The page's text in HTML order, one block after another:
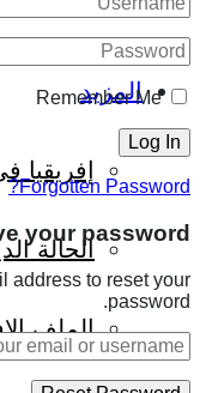
المزيد
الحالة
الملف
Remember Me
Forgotten Password?
your password
address to reset your
password.